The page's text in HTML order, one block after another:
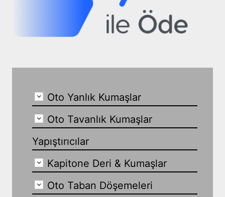
Oto Yanlık Kumaşlar
Oto Tavanlık Kumaşlar
Yapıştırıcılar
Kapitone Deri & Kumaşlar
Oto Taban Döşemeleri